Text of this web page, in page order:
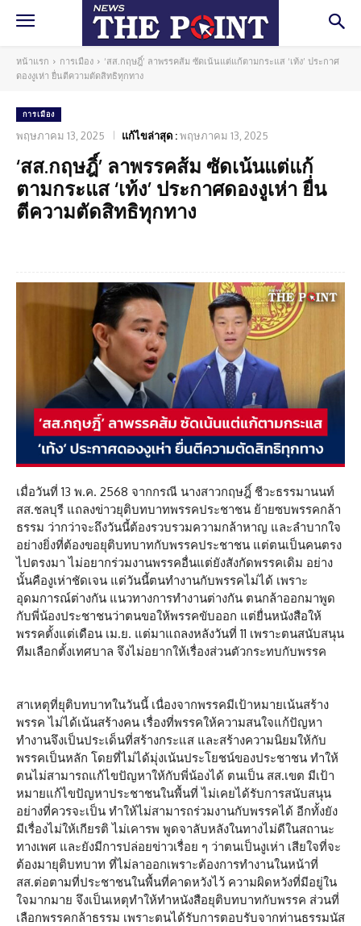
หน้าแรก การเมือง
‘สส.กฤษฎิ์’ ลาพรรคส้ม ซัดเน้นแต่แก้ตามกระแส ‘เท้ง’ ประกาศ
ดองงูเห่า ยื่นตีความตัดสิทธิทุกทาง
การเมือง
พฤษภาคม 13, 2025 แก้ไขล่าสุด :พฤษภาคม 13, 2025
‘สส.กฤษฎิ์’ ลาพรรคส้ม ซัดเน้นแต่แก้
ตามกระแส ‘เท้ง’ ประกาศดองงูเห่า ยื่น
ตีความตัดสิทธิทุกทาง
เมื่อวันที่ 13 พ.ค. 2568 จากกรณี นางสาวกฤษฎิ์ ชีวะธรรมานนท์
สส.ชลบุรี แถลงข่าวยุติบทบาทพรรคประชาชน ย้ายซบพรรคกล้า
ธรรม ว่ากว่าจะถึงวันนี้ต้องรวบรวมความกล้าหาญ และลำบากใจ
อย่างยิ่งที่ต้องขอยุติบทบาทกับพรรคประชาชน แต่ตนเป็นคนตรง
ไปตรงมา ไม่อยากร่วมงานพรรคอื่นแต่ยังสังกัดพรรคเดิม อย่าง
นั้นคืองูเห่าชัดเจน แต่วันนี้ตนทำงานกับพรรคไม่ได้ เพราะ
อุดมการณ์ต่างกัน แนวทางการทำงานต่างกัน ตนกล้าออกมาพูด
กับพี่น้องประชาชนว่าตนขอให้พรรคขับออก แต่ยื่นหนังสือให้
พรรคตั้งแต่เดือน เม.ย. แต่มาแถลงหลังวันที่ 11 เพราะตนสนับสนุน
ทีมเลือกตั้งเทศบาล จึงไม่อยากให้เรื่องส่วนตัวกระทบกับพรรค
สาเหตุที่ยุติบทบาทในวันนี้ เนื่องจากพรรคมีเป้าหมายเน้นสร้าง
พรรค ไม่ได้เน้นสร้างคน เรื่องที่พรรคให้ความสนใจแก้ปัญหา
ทำงานจึงเป็นประเด็นที่สร้างกระแส และสร้างความนิยมให้กับ
พรรคเป็นหลัก โดยที่ไม่ได้มุ่งเน้นประโยชน์ของประชาชน ทำให้
ตนไม่สามารถแก้ไขปัญหาให้กับพี่น้องได้ ตนเป็น สส.เขต มีเป้า
หมายแก้ไขปัญหาประชาชนในพื้นที่ ไม่เคยได้รับการสนับสนุน
อย่างที่ควรจะเป็น ทำให้ไม่สามารถร่วมงานกับพรรคได้ อีกทั้งยัง
มีเรื่องไม่ให้เกียรติ ไม่เคารพ พูดจาลับหลังในทางไม่ดีในสถานะ
ทางเพศ และยังมีการปล่อยข่าวเรื่อย ๆ ว่าตนเป็นงูเห่า เสียใจที่จะ
ต้องมายุติบทบาท ที่ไม่ลาออกเพราะต้องการทำงานในหน้าที่
สส.ต่อตามที่ประชาชนในพื้นที่คาดหวังไว้ ความผิดหวังที่มีอยู่ใน
ใจมากมาย จึงเป็นเหตุทำให้ทำหนังสือยุติบทบาทกับพรรค ส่วนที่
เลือกพรรคกล้าธรรม เพราะตนได้รับการตอบรับจากท่านธรรมนัส